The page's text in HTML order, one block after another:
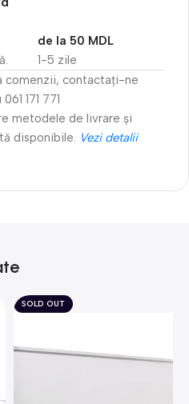
1-5 zile
de la 50 MDL
comenzii, contactați-ne
171 771
metodele de livrare și
disponibile. Vezi detalii
SOLD OUT